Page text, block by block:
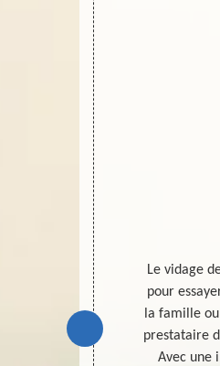
qu’il en soit,
Le vidage
pour
la famille
prestataire
Avec une